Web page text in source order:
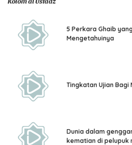
5 Perkara Ghaib
Mengetahuinya
Tingkatan Ujian Bagi
Dunia dalam
kematian di pelupuk